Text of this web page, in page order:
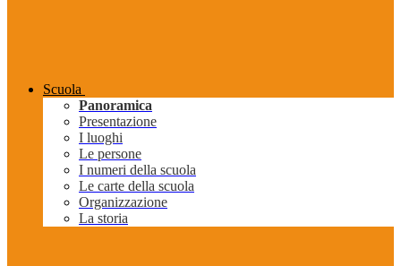
Scuola
Panoramica
Presentazione
I luoghi
Le persone
I numeri della scuola
Le carte della scuola
Organizzazione
La storia